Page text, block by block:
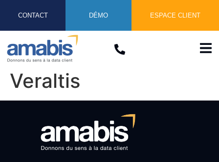
CONTACT DÉMO ESPACE CLIENT
Veraltis